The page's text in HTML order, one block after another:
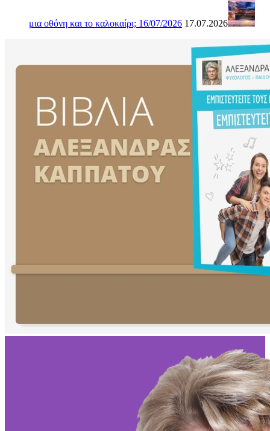
μια οθόνη και το καλοκαίρι; 16/07/2026 17.07.2026